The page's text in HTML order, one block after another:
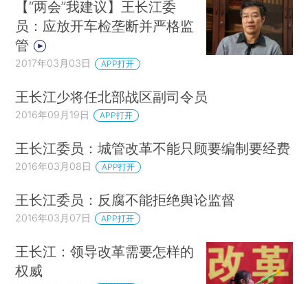
【“两会”我建议】王长江委
员：应放开车检垄断并严格监
管
2017年03月03日 APP打开
王长江少将任北部战区副司令员
2016年09月19日 APP打开
王长江委员：城管改革不能只顾要编制要经费
2016年03月08日 APP打开
王长江委员：反腐不能拒绝舆论监督
2016年03月07日 APP打开
王长江：领导改革需要怎样的
权威